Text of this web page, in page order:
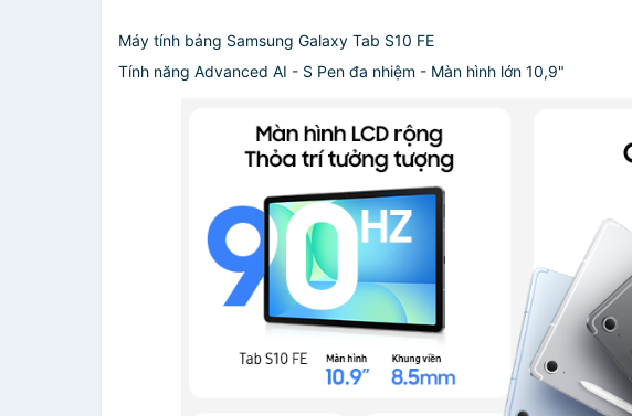
Máy tính bảng Samsung Galaxy Tab S10 FE
Tính năng Advanced AI - S Pen đa nhiệm - Màn hình lớn 10,9"